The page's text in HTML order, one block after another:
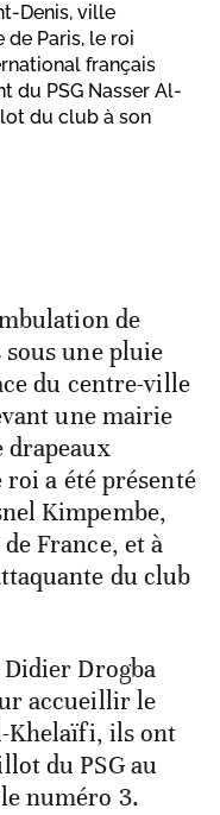
Denis, ville
Paris, le roi
français
du PSG Nasser Al-
du club à son
de
une pluie
du centre-ville
une mairie
drapeaux
a été présenté
Kimpembe,
France, et à
du club
Drogba
accueillir le
Khelaïfi, ils ont
du PSG au
numéro 3.